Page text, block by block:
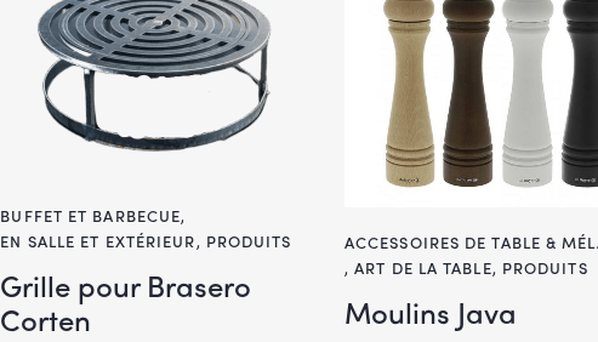
BUFFET ET BARBECUE,
EN SALLE ET EXTÉRIEUR, PRODUITS
Grille pour Brasero
Corten
ACCESSOIRES DE TABLE &
,ART DE LA TABLE, PRODUITS
Moulins Java